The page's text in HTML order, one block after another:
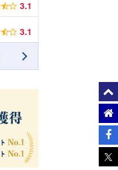
3.1
3.1